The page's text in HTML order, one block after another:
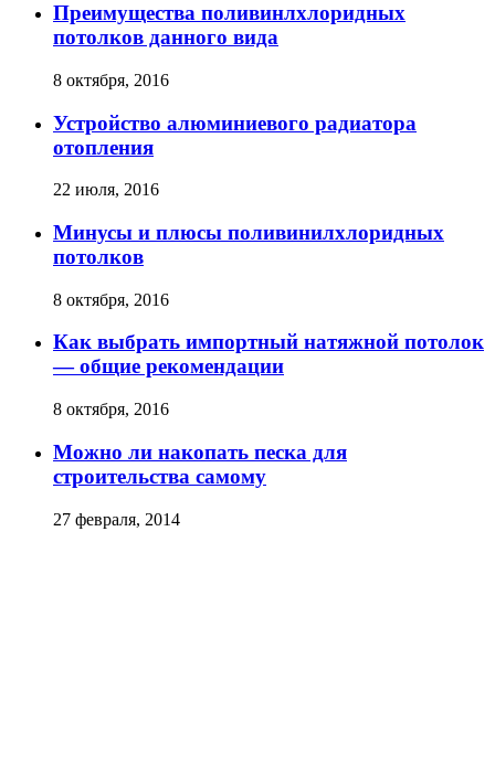
Преимущества поливинлхлоридных
потолков данного вида
8 октября, 2016
Устройство алюминиевого радиатора
отопления
22 июля, 2016
Минусы и плюсы поливинилхлоридных
потолков
8 октября, 2016
Как выбрать импортный натяжной потолок
— общие рекомендации
8 октября, 2016
Можно ли накопать песка для
строительства самому
27 февраля, 2014